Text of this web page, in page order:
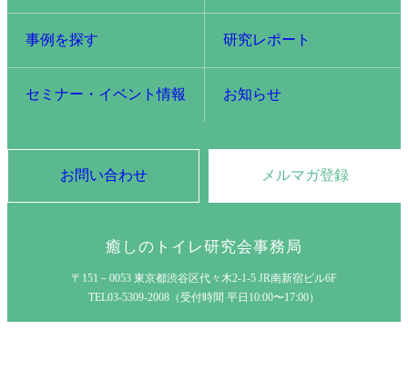
事例を探す 研究レポート
セミナー・イベント情報 お知らせ
お問い合わせ メルマガ登録
癒しのトイレ研究会事務局
〒151－0053 東京都渋谷区代々木2-1-5 JR南新宿ビル6F
TEL03-5309-2008（受付時間 平日10:00〜17:00）